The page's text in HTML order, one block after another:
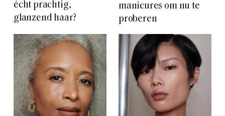
écht prachtig,
glanzend haar?
manicures om nu te
proberen